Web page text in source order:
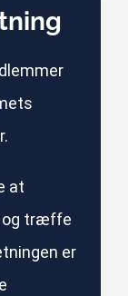
at
og træffe
er